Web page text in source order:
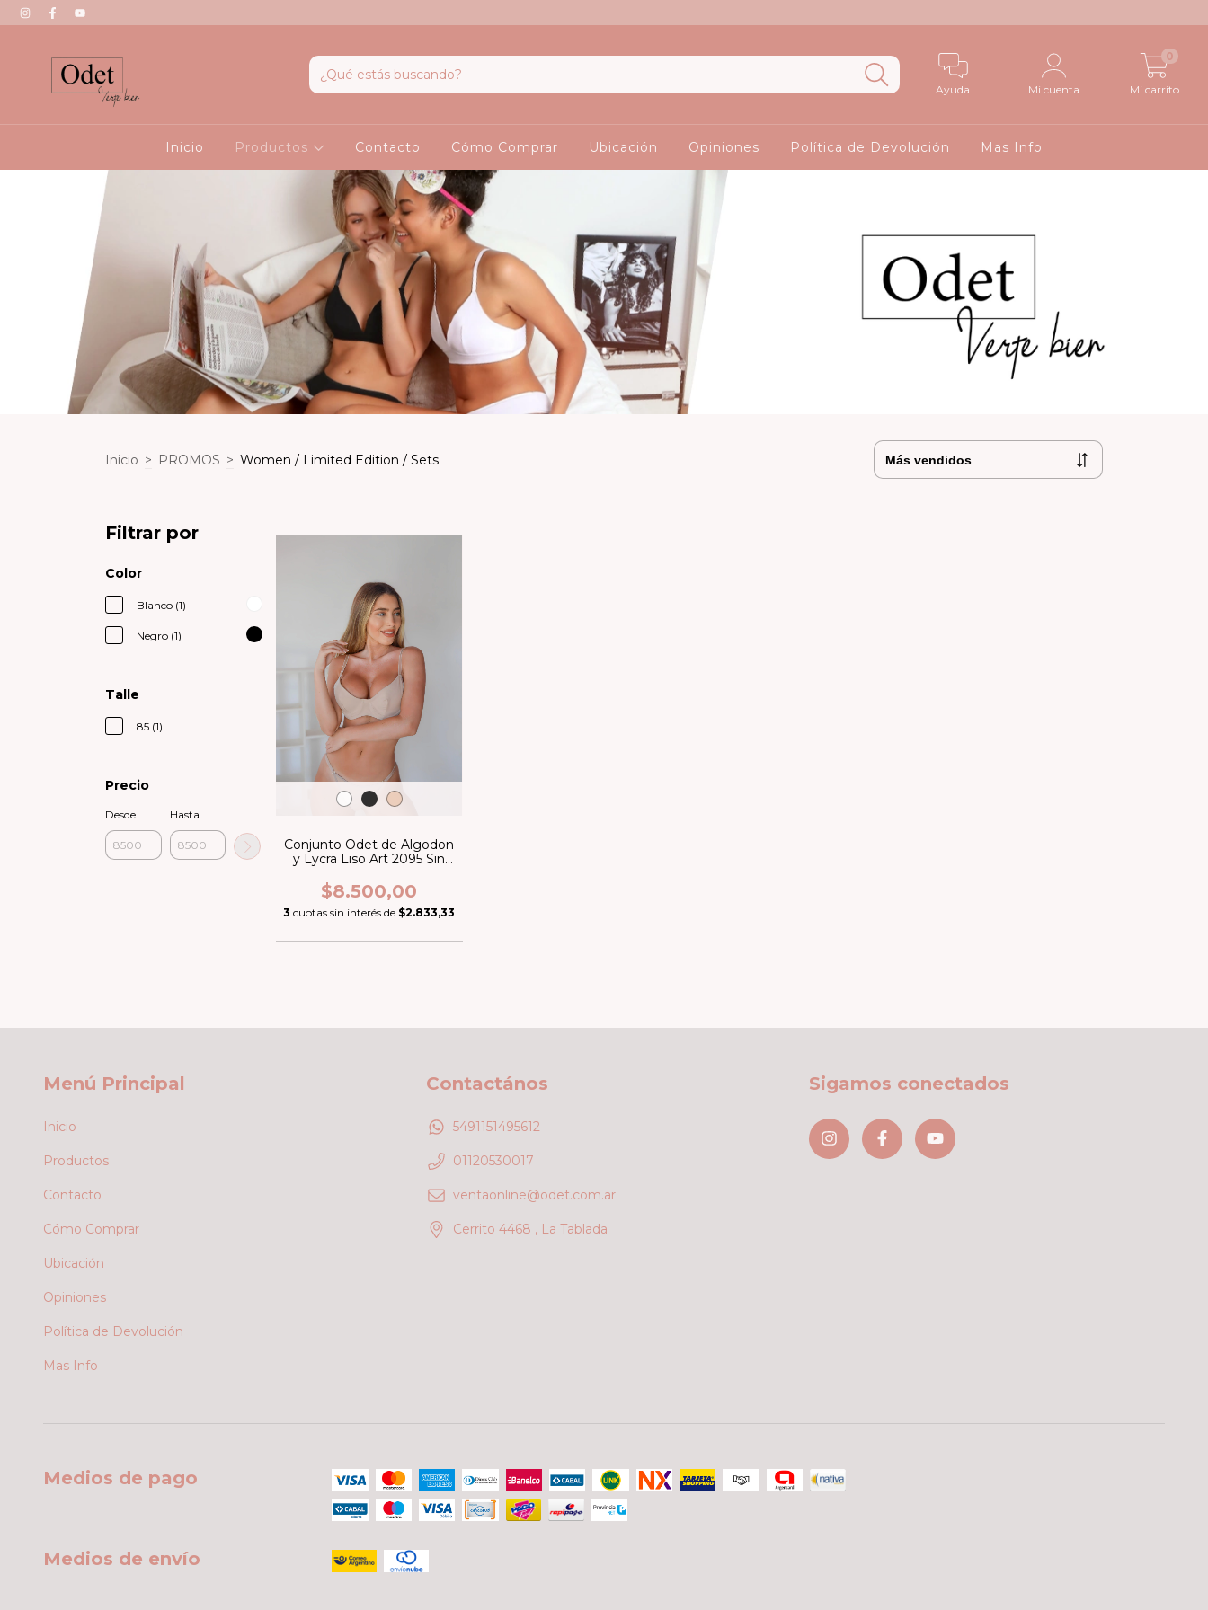
Ayuda Mi cuenta Mi carrito
0
Inicio Productos Contacto Cómo Comprar Ubicación Opiniones Política de Devolución Mas Info
Inicio > PROMOS > Women / Limited Edition / Sets
Filtrar por
Color
Blanco (1)
Negro (1)
Talle
85 (1)
Precio
Desde Hasta
Conjunto Odet de Algodon
y Lycra Liso Art 2095 Sin
$8.500,00
3 cuotas sin interés de $2.833,33
Menú Principal
Inicio
Productos
Contacto
Cómo Comprar
Ubicación
Opiniones
Política de Devolución
Mas Info
Contactános
5491151495612
01120530017
ventaonline@odet.com.ar
Cerrito 4468 , La Tablada
Sigamos conectados
Medios de pago
Medios de envío